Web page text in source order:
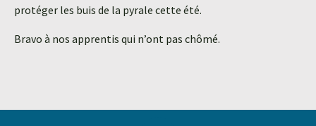
protéger les buis de la pyrale cette été.
Bravo à nos apprentis qui n’ont pas chômé.